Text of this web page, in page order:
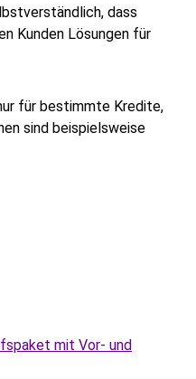
dass
Kunden Lösungen für
für bestimmte Kredite,
sind beispielsweise
mit Vor- und